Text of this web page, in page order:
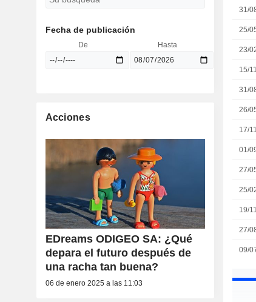
31/
25/
23/
15/
31/
26/
17/
01/
27/
25/
19/
27/
09/
Fecha de publicación
De Hasta
Acciones
EDreams ODIGEO SA: ¿Qué
depara el futuro después de
una racha tan buena?
06 de enero 2025 a las 11:03